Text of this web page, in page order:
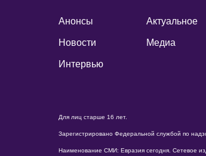
Анонсы
Новости
Интервью
Актуальное
Медиа
Для лиц старше 16 лет.
Зарегистрировано Федеральной службой по
Наименование СМИ: Евразия сегодня. Сетевое